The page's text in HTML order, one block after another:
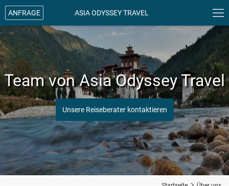

ANFRAGE ASIA ODYSSEY TRAVEL
Team von Asia Odyssey Travel
Unsere Reiseberater kontaktieren